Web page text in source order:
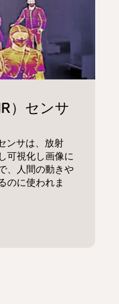
ンサは、放射
可視化し画像に
、人間の動きや
のに使われま